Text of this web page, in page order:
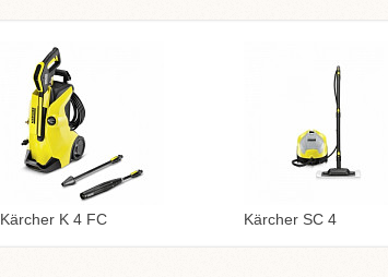
Kärcher K 4 FC Kärcher SC 4